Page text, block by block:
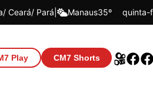
Ceará Pará Manaus35º quinta-
Play CM7 Shorts